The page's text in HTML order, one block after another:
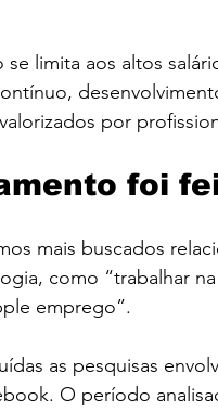
limita aos altos
por
foi
mais buscados
como “trabalhar
emprego”.
as pesquisas
O período